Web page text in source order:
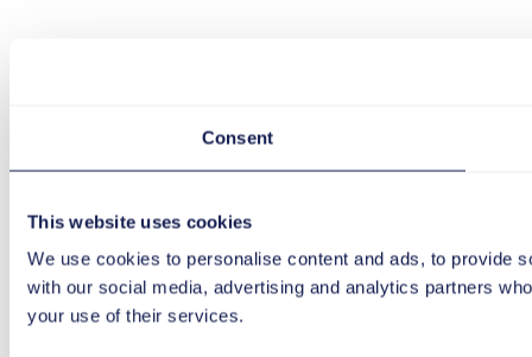
Consent
This website uses cookies
We use cookies to personalise content and ads, to provide
with our social media, advertising and analytics partners
your use of their services.